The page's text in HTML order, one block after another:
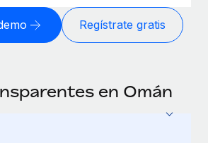
Regístrate gratis
en Omán